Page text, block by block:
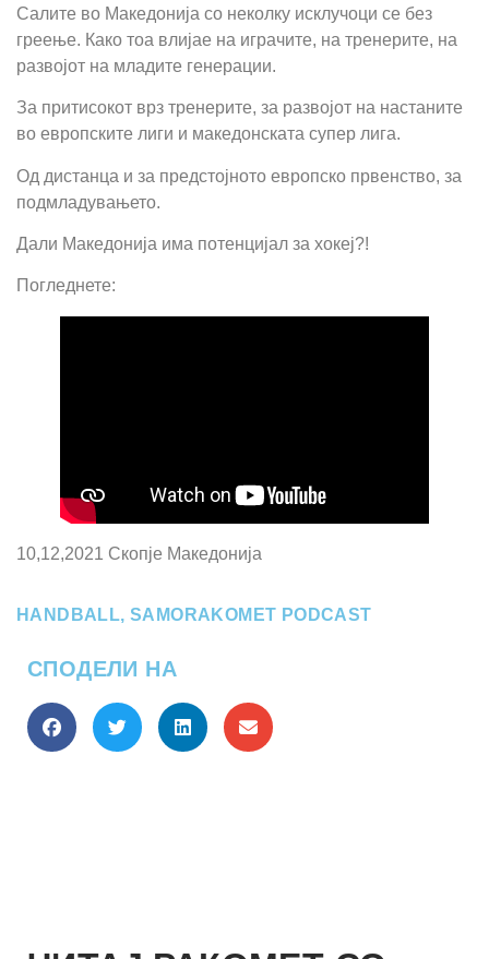
Салите во Македонија со неколку исклучоци се без
греење. Како тоа влијае на играчите, на тренерите, на
развојот на младите генерации.
За притисокот врз тренерите, за развојот на настаните
во европските лиги и македонската супер лига.
Од дистанца и за предстојното европско првенство, за
подмладувањето.
Дали Македонија има потенцијал за хокеј?!
Погледнете:
10,12,2021 Скопје Македонија
HANDBALL,SAMORAKOMET PODCAST
СПОДЕЛИ НА